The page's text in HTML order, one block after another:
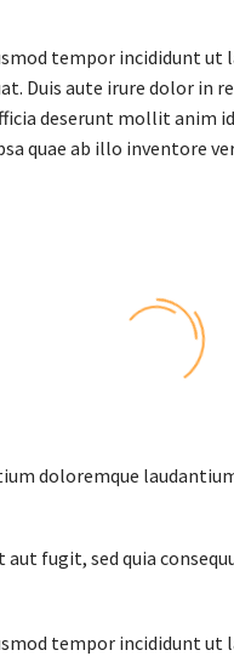
tempor incididunt
Duis aute irure dolor
deserunt mollit
quae ab illo inventore
doloremque
fugit, sed quia
tempor incididunt